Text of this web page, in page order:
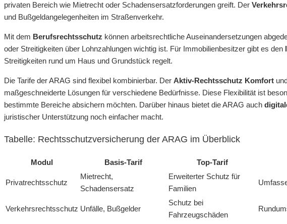
privaten Bereich wie Mietrecht oder Schadensersatzforderungen greift. Der
und Bußgeldangelegenheiten im Straßenverkehr.
Mit dem Berufsrechtsschutz können arbeitsrechtliche Auseinandersetzungen
oder Streitigkeiten über Lohnzahlungen wichtig ist. Für Immobilienbesitzer gibt es den
Streitigkeiten rund um Haus und Grundstück regelt.
Die Tarife der ARAG sind flexibel kombinierbar. Der Aktiv-Rechtsschutz Komfort
maßgeschneiderte Lösungen für verschiedene Bedürfnisse. Diese Flexibilität ist
bestimmte Bereiche absichern möchten. Darüber hinaus bietet die ARAG auch
juristischer Unterstützung noch einfacher macht.
Tabelle: Rechtsschutzversicherung der ARAG im Überblick
Modul Basis-Tarif Top-Tarif
Privatrechtsschutz
Mietrecht,
Schadensersatz
Erweiterter Schutz für
Familien
Verkehrsrechtsschutz Unfälle, Bußgelder
Schutz bei
Fahrzeugschäden